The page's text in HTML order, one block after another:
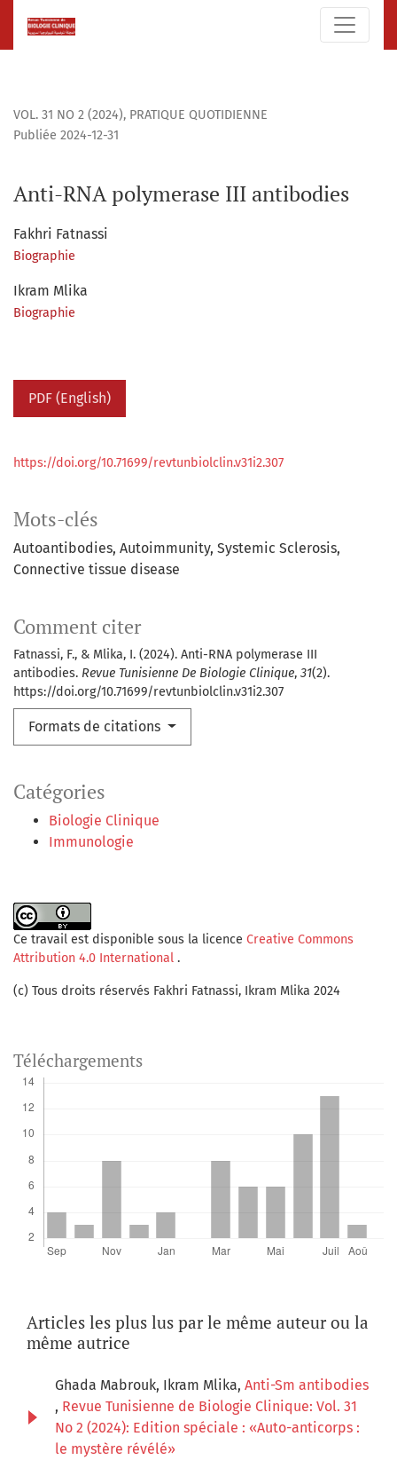
VOL. 31 NO 2 (2024), PRATIQUE QUOTIDIENNE
Anti-RNA polymerase III antibodies
Publiée 2024-12-31
Fakhri Fatnassi
Biographie
Ikram Mlika
Biographie
PDF (English)
Mots-clés
Autoantibodies Autoimmunity Systemic Sclerosis
Connective tissue disease
Catégories
Biologie Clinique
Immunologie
Comment citer
Fatnassi, F., & Mlika, I. (2024). Anti-RNA polymerase III
antibodies. Revue Tunisienne De Biologie Clinique, 31(2).
https://doi.org/10.71699/revtunbiolclin.v31i2.307
Formats de citations
https://doi.org/10.71699/revtunbiolclin.v31i2.307
Ce travail est disponible sous la licence Creative Commons
Attribution 4.0 International .
(c) Tous droits réservés Fakhri Fatnassi, Ikram Mlika 2024
Téléchargements
Articles les plus lus par le même auteur ou la
même autrice
Ghada Mabrouk, Ikram Mlika, Anti-Sm antibodies
, Revue Tunisienne de Biologie Clinique: Vol. 31
No 2 (2024): Edition spéciale : «Auto-anticorps :
le mystère révélé»